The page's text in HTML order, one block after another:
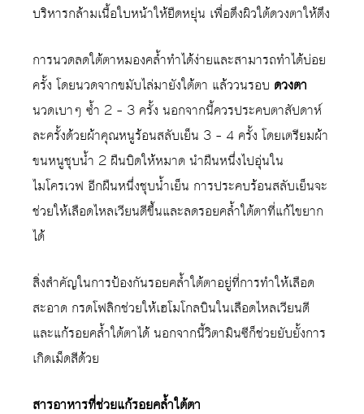
บริหารกล้ามเนื้อใบหน้าให้ยืดหยุ่น เพื่อดึงผิวใต้ดวงตาให้ตึง
การนวดลดใต้ตาหมองคล้ำทำได้ง่ายและสามารถทำได้บ่อย
ครั้ง โดยนวดจากขมับไล่มายังใต้ตา แล้ววนรอบ ดวงตา
นวดเบาๆ ซ้ำ 2 – 3 ครั้ง นอกจากนี้ควรประคบตาสัปดาห์
ละครั้งด้วยผ้าคุณหนูร้อนสลับเย็น 3 – 4 ครั้ง โดยเตรียมผ้า
ขนหนูชุบน้ำ 2 ผืนบิดให้หมาด นำผืนหนึ่งไปอุ่นใน
ไมโครเวฟ อีกผืนหนึ่งชุบน้ำเย็น การประคบร้อนสลับเย็นจะ
ช่วยให้เลือดไหลเวียนดีขึ้นและลดรอยคล้ำใต้ตาที่แก้ไขยาก
ได้
สิ่งสำคัญในการป้องกันรอยคล้ำใต้ตาอยู่ที่การทำให้เลือด
สะอาด กรดโฟลิกช่วยให้เฮโมโกลบินในเลือดไหลเวียนดี
และแก้รอยคล้ำใต้ตาได้ นอกจากนี้วิตามินซีก็ช่วยยับยั้งการ
เกิดเม็ดสีด้วย
สารอาหารที่ช่วยแก้รอยคล้ำใต้ตา